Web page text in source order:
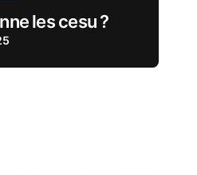
les cesu ?